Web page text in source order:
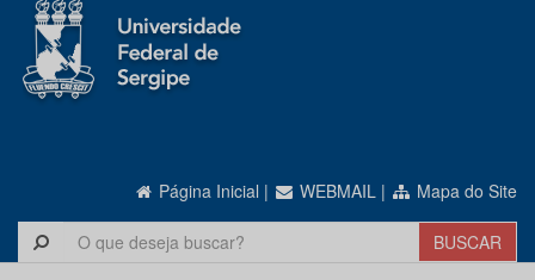
Página Inicial | WEBMAIL | Mapa do Site